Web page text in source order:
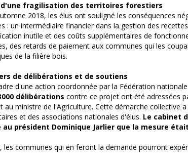
fragilisation des territoires forestiers
2018, les élus ont souligné les conséquences
: un intermédiaire financier dans la gestion des
inutile et des coûts supplémentaires de
des retards de paiement aux communes qui les
de la filière bois.
de délibérations et de soutiens
d'une action coordonnée par la Fédération
délibérations contre ce projet ont été adressées
au ministre de l'Agriculture. Cette démarche collective
et des associations nationales d'élus. Le cabinet
au président Dominique Jarlier que la mesure
les communes qui en feront la demande pourront